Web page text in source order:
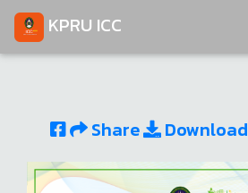
KPRU ICC
Share Download